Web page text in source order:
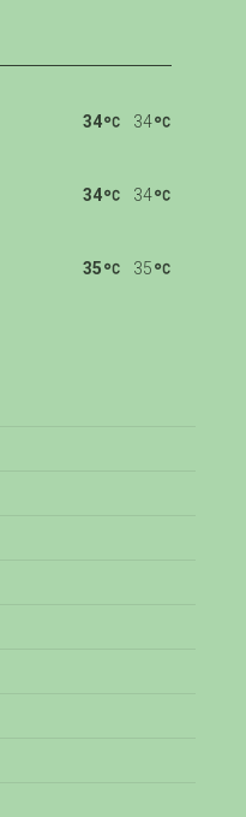
34
34
34
34
35
35